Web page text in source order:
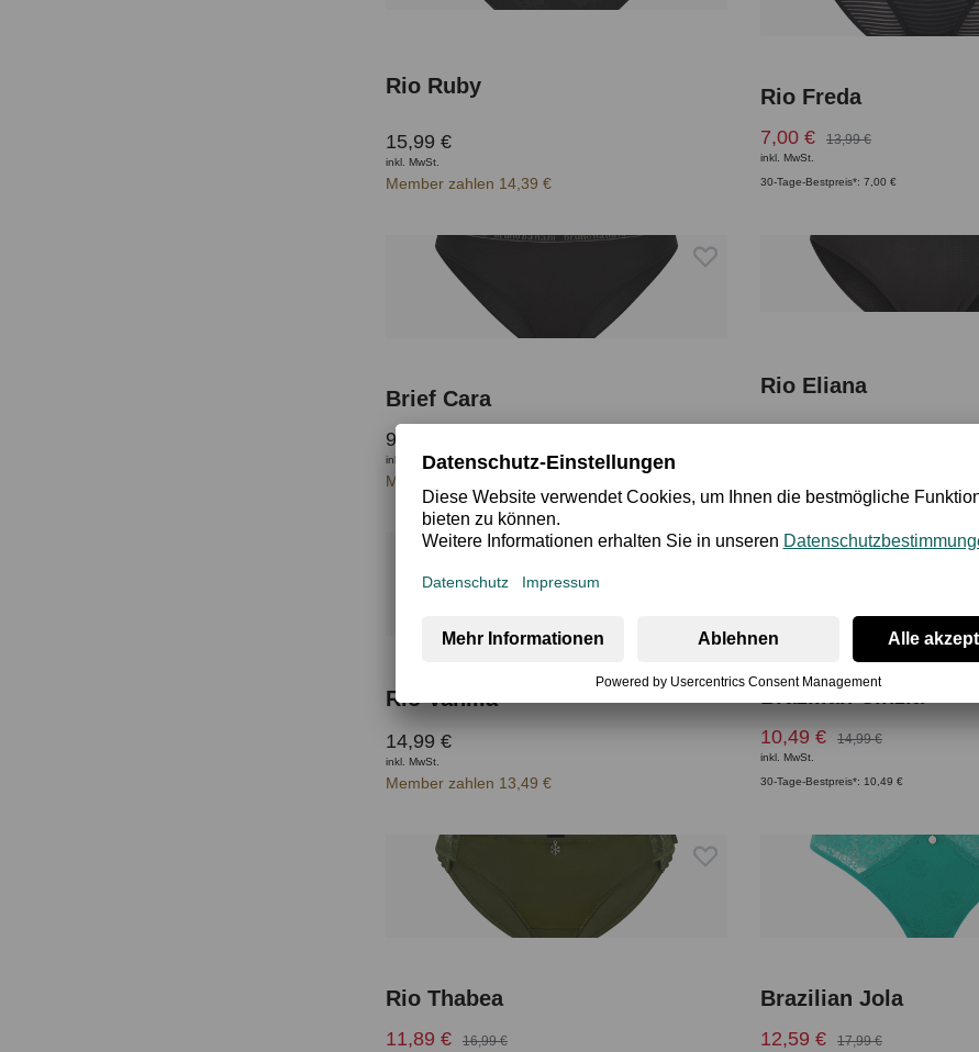
Rio Ruby
15,99 €
inkl. MwSt.
Member zahlen 14,39 €
Rio Freda
7,00 € 13,99 €
inkl. MwSt.
30-Tage-Bestpreis*: 7,00 €
Brief Cara
9,99 €
inkl. MwSt.
Member zahlen 8,99 €
Rio Eliana
Rio Vanilla
14,99 €
inkl. MwSt.
Member zahlen 13,49 €
Brazilian Cinzia
10,49 € 14,99 €
inkl. MwSt.
30-Tage-Bestpreis*: 10,49 €
Rio Thabea
11,89 € 16,99 €
Brazilian Jola
12,59 € 17,99 €